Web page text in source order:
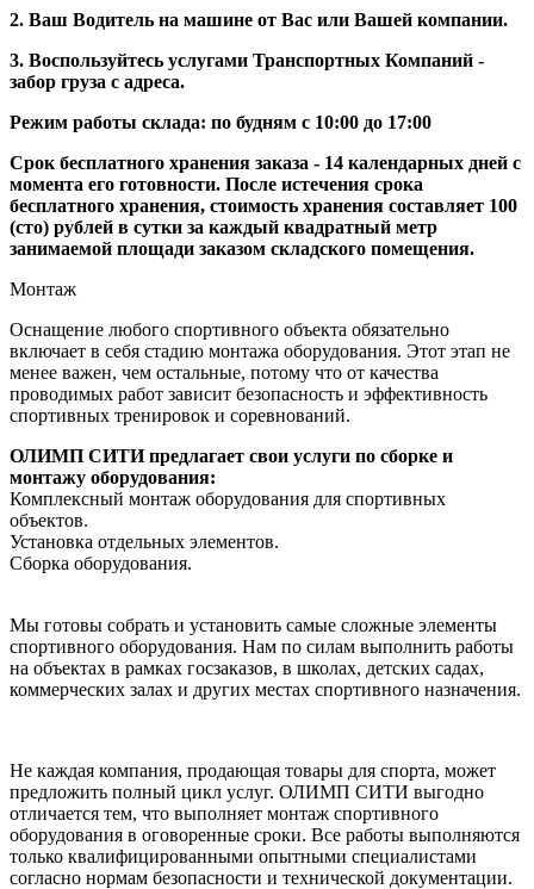
2. Ваш Водитель на машине от Вас или Вашей компании.
3. Воспользуйтесь услугами Транспортных Компаний -
забор груза с адреса.
Режим работы склада: по будням с 10:00 до 17:00
Срок бесплатного хранения заказа - 14 календарных дней с
момента его готовности. После истечения срока
бесплатного хранения, стоимость хранения составляет 100
(сто) рублей в сутки за каждый квадратный метр
занимаемой площади заказом складского помещения.
Монтаж
Оснащение любого спортивного объекта обязательно
включает в себя стадию монтажа оборудования. Этот этап не
менее важен, чем остальные, потому что от качества
проводимых работ зависит безопасность и эффективность
спортивных тренировок и соревнований.
ОЛИМП СИТИ предлагает свои услуги по сборке и
монтажу оборудования:
Комплексный монтаж оборудования для спортивных
объектов.
Установка отдельных элементов.
Сборка оборудования.
Мы готовы собрать и установить самые сложные элементы
спортивного оборудования. Нам по силам выполнить работы
на объектах в рамках госзаказов, в школах, детских садах,
коммерческих залах и других местах спортивного назначения.
Не каждая компания, продающая товары для спорта, может
предложить полный цикл услуг. ОЛИМП СИТИ выгодно
отличается тем, что выполняет монтаж спортивного
оборудования в оговоренные сроки. Все работы выполняются
только квалифицированными опытными специалистами
согласно нормам безопасности и технической документации.